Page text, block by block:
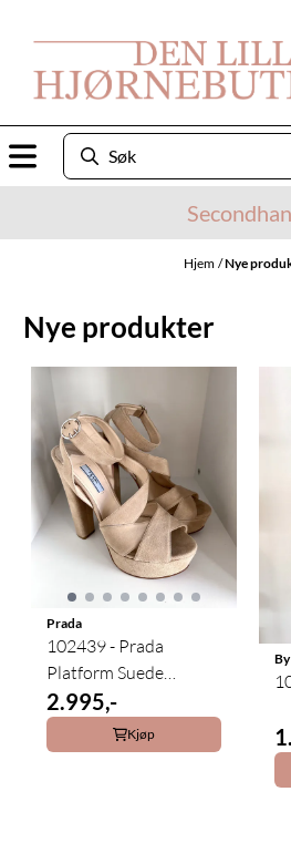
Hjem /Nye
Nye produkter
Prada
102439 - Prada
Platform Suede
Sandals
2.995,-
Kjøp